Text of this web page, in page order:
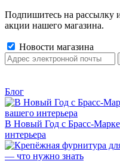
Подпишитесь на рассылку
акции нашего магазина.
Новости магазина
Блог
В Новый Год с Брасс-
интерьера